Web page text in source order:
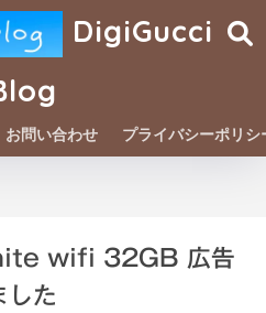
DigiGucci
お問い合わせ プライバシーポリシ
wifi 32GB 広告
した